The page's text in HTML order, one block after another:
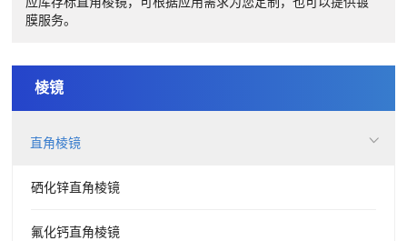
膜服务。
棱镜
直角棱镜
硒化锌直角棱镜
氟化钙直角棱镜